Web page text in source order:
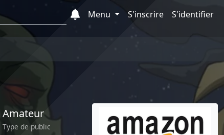
Menu
S'inscrire S'identifier
Amateur
Type de public